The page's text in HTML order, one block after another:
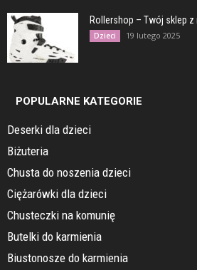
Rollershop – Twój sklep
Dzieci 19 lutego 2025
POPULARNE KATEGORIE
Deserki dla dzieci
Biżuteria
Chusta do noszenia dzieci
Ciężarówki dla dzieci
Chusteczki na komunię
Butelki do karmienia
Biustonosze do karmienia